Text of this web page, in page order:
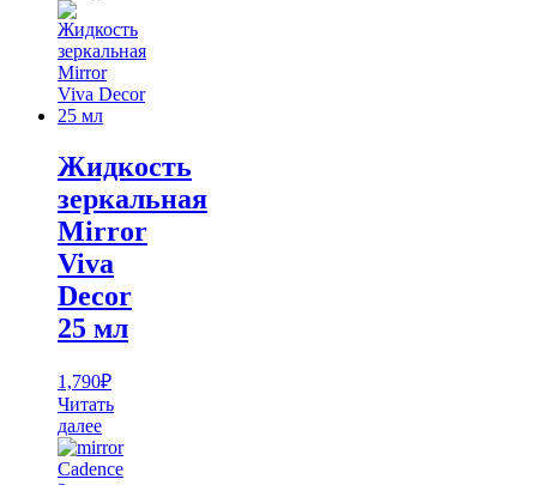
Жидкость
зеркальная
Mirror
Viva
Decor
25 мл
1,790₽
Читать
далее